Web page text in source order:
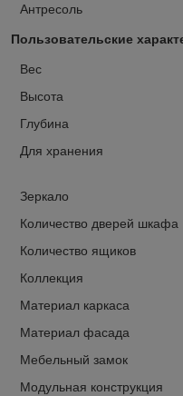
Антресоль
Пользовательские
Вес
Высота
Глубина
Для хранения
Зеркало
Количество дверей шкафа
Количество ящиков
Коллекция
Материал каркаса
Материал фасада
Мебельный замок
Модульная конструкция